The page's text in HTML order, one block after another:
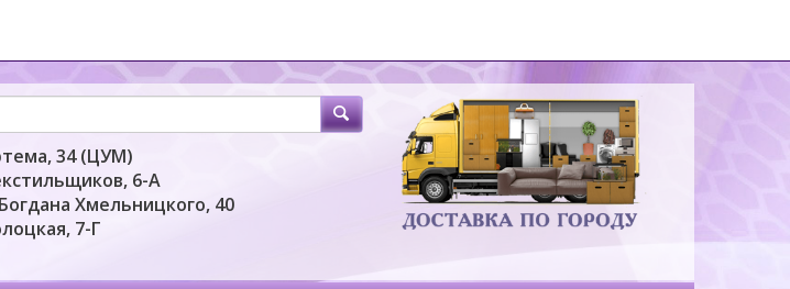
34 (ЦУМ)
6-А
Хмельницкого, 40
7-Г